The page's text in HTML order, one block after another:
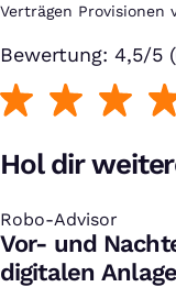
Verträgen Provisionen
Bewertung: 4,5/5
Hol dir
Robo-Advisor
:
Vor- und
digitalen